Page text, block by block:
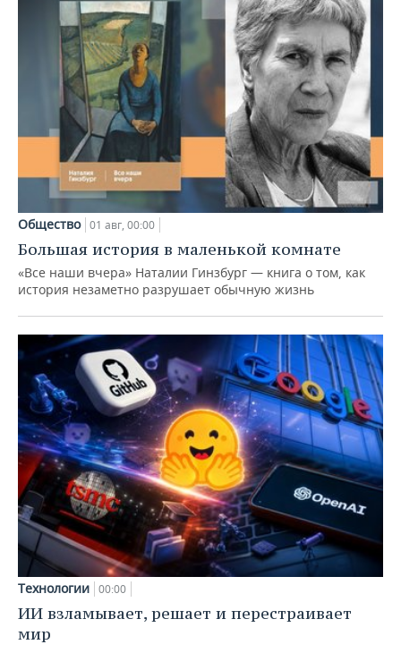
Общество 01 авг, 00:00
Большая история в маленькой комнате
«Все наши вчера» Наталии Гинзбург — книга о том, как
история незаметно разрушает обычную жизнь
Технологии 00:00
ИИ взламывает, решает и перестраивает
мир